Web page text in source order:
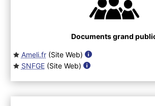
Documents grand
Ameli.fr(Site Web)
SNFGE(Site Web)